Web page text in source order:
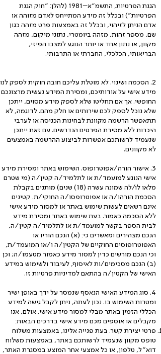
הגנת הפרטיות, התשמ"א–1981 (להלן: "חוק הגנת
הפרטיות") ובכלל זה מידע המתייחס לאדם מזוהה או
אדם הניתן לזיהוי, ובכלל זה באמצעות פרט מזהה כגון
שם, מספר זהות, מזהה ביומטרי, נתוני מיקום, מזהה
מקוון, או נתון אחד או יותר הנוגע למצבו הפיזי,
הבריאותי, הכלכלי, החברתי או התרבותי.
2. הסכמה ושינוי. לא מוטלת עליכם חובה חוקית לספק לנו
מידע אישי על אודותיכם, ומסירת המידע נעשית מרצונכם
החופשי. אך אם תחליטו שלא לספק מידע מסוים, ייתכן
שלא נוכל לספק לכם שירותים או חלק מהם. לדוגמה, לא
תתאפשר הרשמה מקוונת לבחינות הכניסה או לערבי
היכרות ללא מסירת הפרטים הנדרשים. עם זאת ייתכן
שנעמיד לרשותכם אפשרות לביצוע ההרשמה באמצעים
לא מקוונים.
3. אישור הורה/אפוטרופוס. השימוש באתר ומסירת מידע
אישי הנוגע למועמד/ת או לתלמיד/ה קטין/ה (מי שטרם
מלאו לו/לה שמונה עשרה (18) שנים) מותנים בקבלת
הסכמת הורהו/ה או אפוטרופסו/ה החוקי/ת. קטינים
אינם רשאים לעשות שימוש באתר או למסור מידע אישי
ללא הסכמה כאמור. בעת שימוש באתר ומסירת מידע
לבית הספר בקשר למועמד/ת או לתלמיד/ה קטין/ה,
הנכם מצהירים ומאשרים כי: (א) הנכם הוריו או
האפוטרופוסים החוקיים של הקטין/ה ו/או המועמד/ת,
וכי הנכם מורשים כדין למסור מידע כאמור מטעמו/ה; וכן
(ב) הנכם מסכימים/ות לאיסוף, לעיבוד ולשימוש במידע
האישי של הקטין/ה בהתאם למדיניות פרטיות זו.
4. סוג המידע האישי הנאסף שנמסר על ידך באופן ישיר
ומטרות השימוש בו. נכון לעתה, ניתן לקבל גישה למידע
הכללי הזמין באתר מבלי למסור מידע אישי. אולם, אנו
מקבלים או אוספים מכם מידע אישי בדרכים הבאות:
פרטי יצירת קשר. בעת פנייה אלינו, באמצעות משלוח
טופס מקוון שנעמיד לרשותכם באתר, באמצעות משלוח
דוא״ל, טלפון, או כל אמצעי אחר המוצע במסגרת האתר,